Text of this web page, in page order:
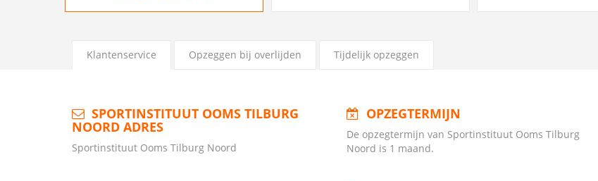
Klantenservice Opzeggen bij overlijden Tijdelijk opzeggen
SPORTINSTITUUT OOMS TILBURG
NOORD ADRES
Sportinstituut Ooms Tilburg Noord
OPZEGTERMIJN
De opzegtermijn van Sportinstituut Ooms Tilburg
Noord is 1 maand.